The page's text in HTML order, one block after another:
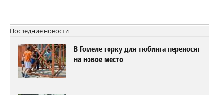
Последние новости
В Гомеле горку для тюбинга переносят
на новое место